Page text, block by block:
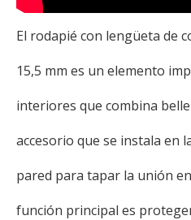
El rodapié con lengüeta de
15,5 mm es un elemento
interiores que combina
accesorio que se instala en
pared para tapar la unión
función principal es